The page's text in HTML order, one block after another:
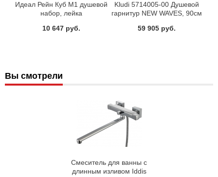
Идеал Рейн Куб M1 душевой
набор, лейка
диаметр 100мм, штанга
10 647 руб.
Kludi 5714005-00 Душевой
гарнитур NEW WAVES, 90см
59 905 руб.
Вы смотрели
Смеситель для ванны с
длинным изливом Iddis